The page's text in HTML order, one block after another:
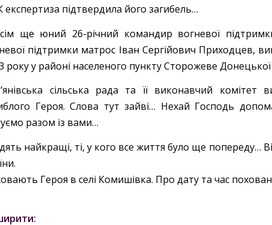
підтвердила його загибель…
ще юний 26-річний командир вогневої
підтримки матрос Іван Сергійович Приходцев,
року у районі населеного пункту Сторожеве Донецької
сільська рада та її виконавчий
Героя. Слова тут зайві… Нехай Господь
разом із вами…
найкращі, ті, у кого все життя було ще попереду…
Героя в селі Комишівка. Про дату та час